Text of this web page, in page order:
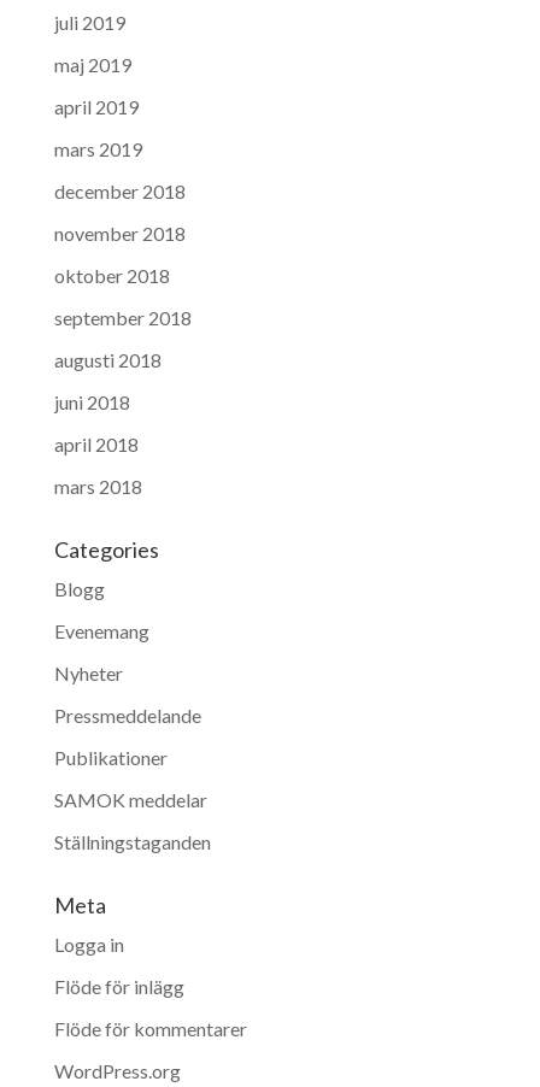
juli 2019
maj 2019
april 2019
mars 2019
december 2018
november 2018
oktober 2018
september 2018
augusti 2018
juni 2018
april 2018
mars 2018
Categories
Blogg
Evenemang
Nyheter
Pressmeddelande
Publikationer
SAMOK meddelar
Ställningstaganden
Meta
Logga in
Flöde för inlägg
Flöde för kommentarer
WordPress.org